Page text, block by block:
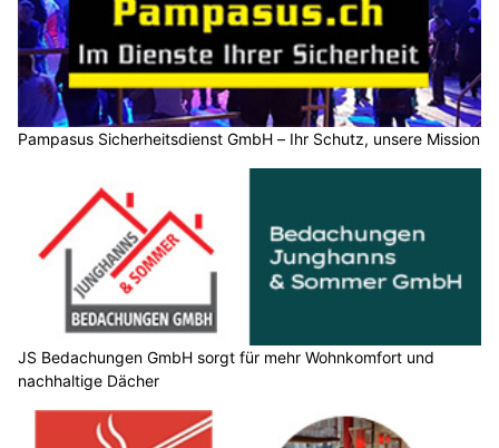
Pampasus Sicherheitsdienst GmbH – Ihr Schutz, unsere Mission
JS Bedachungen GmbH sorgt für mehr Wohnkomfort und
nachhaltige Dächer